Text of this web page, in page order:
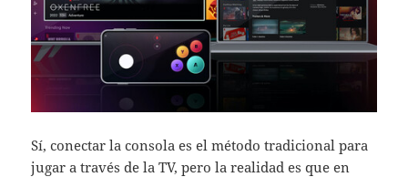
Sí, conectar la consola es el método tradicional para
jugar a través de la TV, pero la realidad es que en